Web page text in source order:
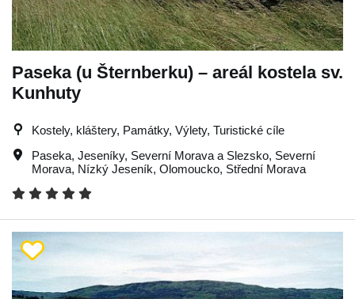
Paseka (u Šternberku) – areál kostela sv.
Kunhuty
Kostely, kláštery, Památky, Výlety, Turistické cíle
Paseka, Jeseníky, Severní Morava a Slezsko, Severní
Morava, Nízký Jeseník, Olomoucko, Střední Morava